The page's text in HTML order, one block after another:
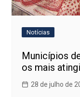
Notícias
Municípios
os mais
28 de julho de